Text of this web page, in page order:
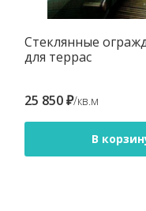
Стеклянные
для террас
25 850 ₽/кв.м
В